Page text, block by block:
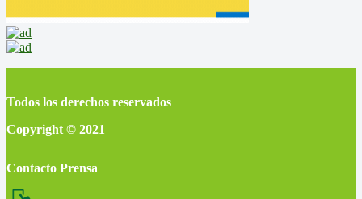
Todos los derechos reservados
Copyright © 2021
Contacto Prensa